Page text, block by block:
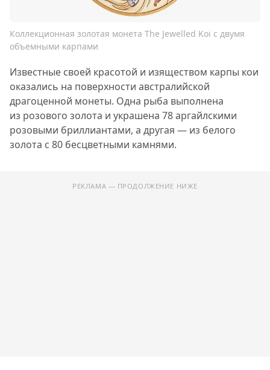
Коллекционная золотая монета The Jewelled Koi с двумя
объемными карпами
Известные своей красотой и изяществом карпы кои
оказались на поверхности австралийской
драгоценной монеты. Одна рыба выполнена
из розового золота и украшена 78 аргайлскими
розовыми бриллиантами, а другая — из белого
золота с 80 бесцветными камнями.
РЕКЛАМА — ПРОДОЛЖЕНИЕ НИЖЕ